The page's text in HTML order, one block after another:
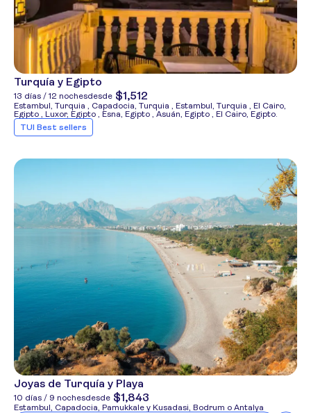
Turquía y Egipto
13 días / 12 nochesdesde $1,512
Estambul, Turquia , Capadocia, Turquia , Estambul, Turquia , El Cairo,
Egipto , Luxor, Egipto , Esna, Egipto , Asuán, Egipto , El Cairo, Egipto.
TUI Best sellers
Joyas de Turquía y Playa
10 días / 9 nochesdesde $1,843
Estambul, Capadocia, Pamukkale y Kusadasi, Bodrum o Antalya